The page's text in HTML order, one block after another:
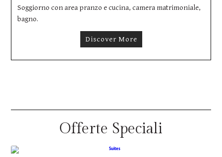
Soggiorno con area pranzo e cucina, camera matrimoniale,
bagno.
Discover More
Offerte Speciali